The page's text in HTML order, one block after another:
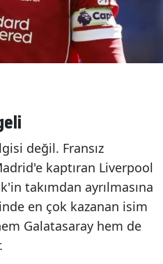
değil. Fransız
kaptıran Liverpool
takımdan ayrılmasına
en çok kazanan isim
Galatasaray hem de